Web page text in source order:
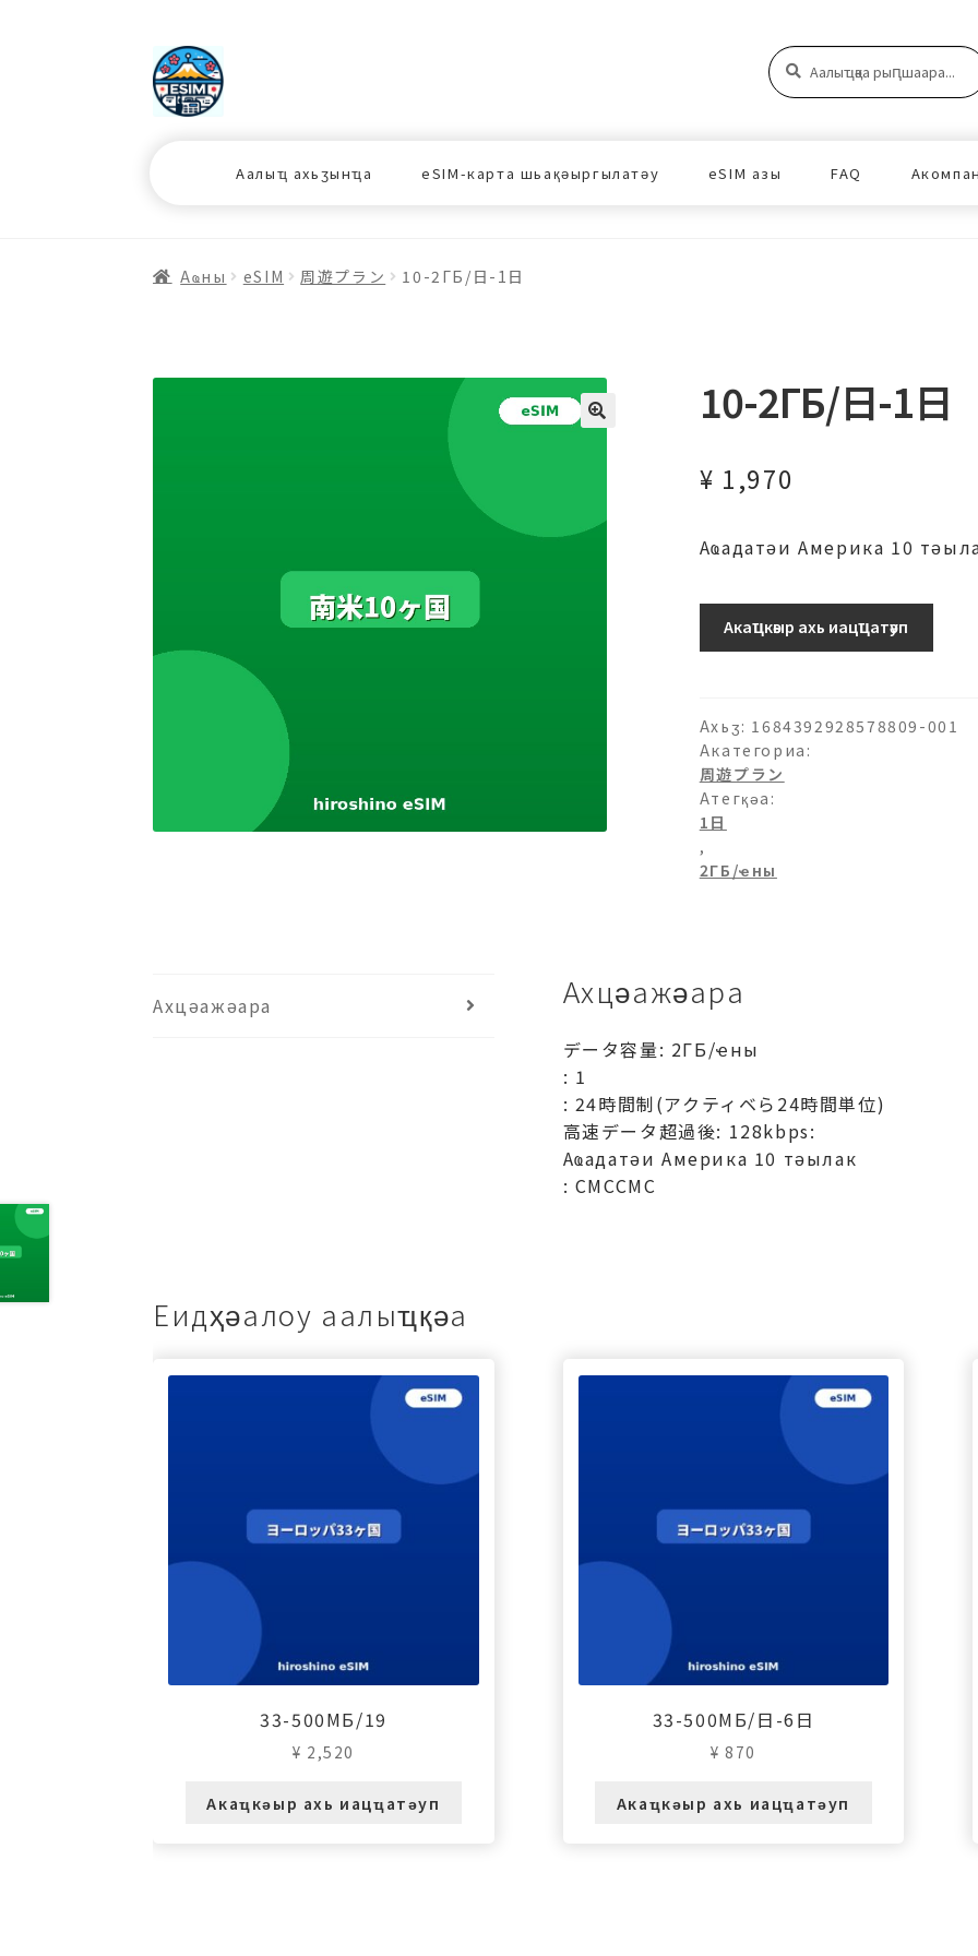
ナ
ビ
ゲ
ス
コ
ン
テ
プ
Аԥшаара:
Аԥшаара
Аалыҵ ахьӡынҵа eSIM-карта шьақәыргылатәу eSIM азы FAQ
Аҩны еSIM 周遊プラン 10-2ГБ/日-1日
10-2ГБ/日-1日
¥ 1,970
Аҩадатәи Америка 10
ахыԥхьаӡара
Акаҵкәыр ахь иацҵатәуп
Ахьӡ: 1684392928578809-001
Акатегориа:
周遊プラン
Атегқәа:
1日
,
2ГБ/ҽны
Ахцәажәара Ахцәажәара
データ容量: 2ГБ/ҽны
: 1
: 24時間制(アクティベら24時間単位)
高速データ超過後: 128kbps:
Аҩадатәи Америка 10 тәылак
: СМССМС
Еидҳәалоу аалыҵқәа
33-500МБ/19
¥ 2,520
Акаҵкәыр ахь иацҵатәуп
33-500МБ/日-6日
¥ 870
Акаҵкәыр ахь иацҵатәуп